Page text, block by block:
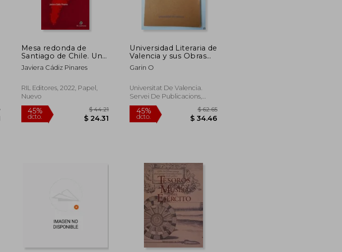
Mesa redonda de
Santiago de Chile. Un
hito revolucionario de
la museología
Javiera Cádiz Pinares
RIL Editores, 2022, Papel,
Nuevo
$ 24.31
Universidad Literaria de
Valencia y sus Obras
de Arte la
Garin O
Universitat De Valencia.
Servei De Publicacions,
Tapa Blanda,
dcto.